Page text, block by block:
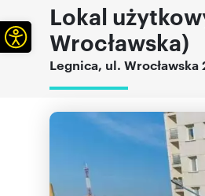
Lokal
Wrocławska)
Legnica, ul. Wrocławska
Otwórz pasek narzędzi